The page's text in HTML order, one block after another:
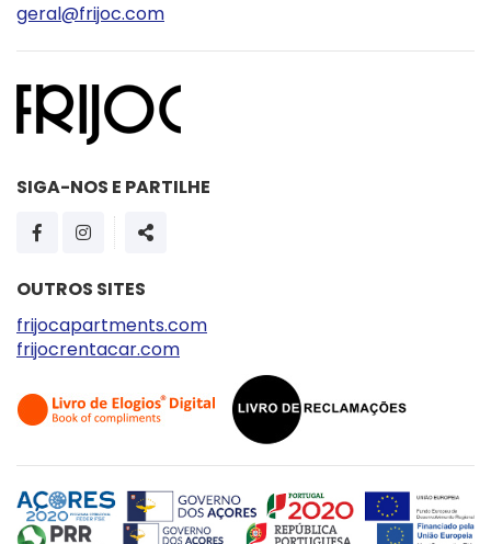
geral@frijoc.com
SIGA-NOS E PARTILHE
PÁGINA DO FACEBOOK
PÁGINA DO INSTAGRAM
SHARE
OUTROS SITES
frijocapartments.com
frijocrentacar.com